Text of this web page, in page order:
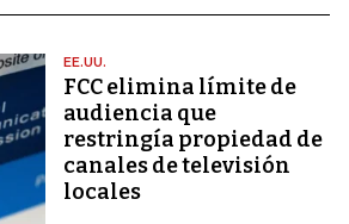
EE.UU.
FCC elimina límite de
audiencia que
restringía propiedad de
canales de televisión
locales